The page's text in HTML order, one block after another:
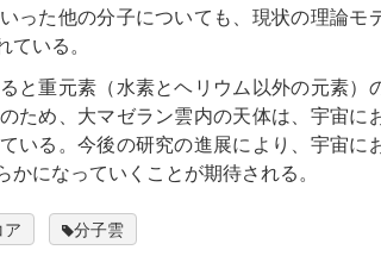
った他の分子についても、現状の理論モ
いる。
と重元素（水素とヘリウム以外の元素）
ため、大マゼラン雲内の天体は、宇宙に
いる。今後の研究の進展により、宇宙に
になっていくことが期待される。
分子雲